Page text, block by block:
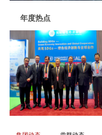
年度热点